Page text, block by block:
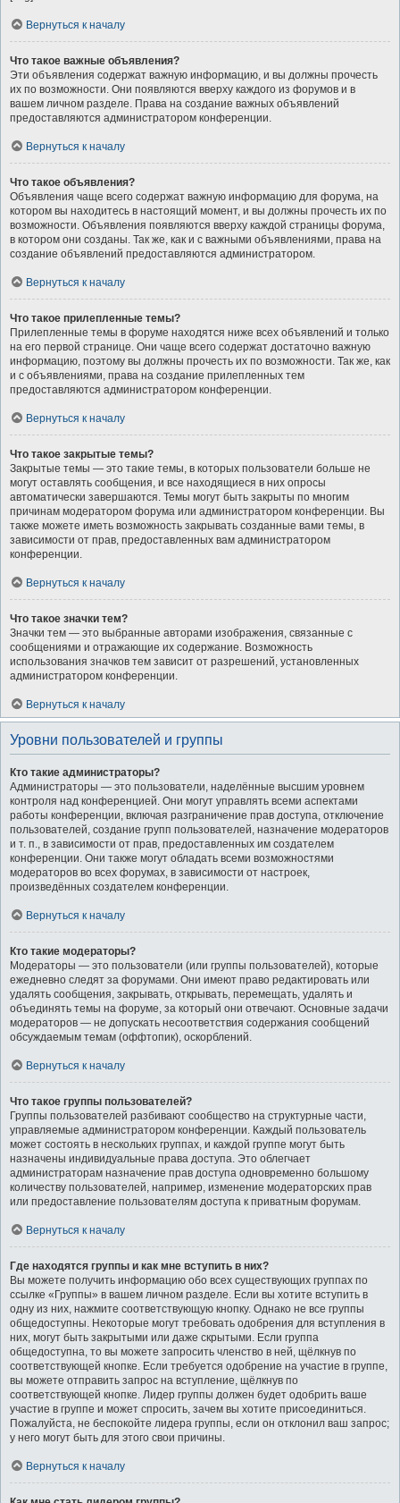
Вернуться к началу
Что такое важные объявления?
Эти объявления содержат важную информацию, и вы должны прочесть
их по возможности. Они появляются вверху каждого из форумов и в
вашем личном разделе. Права на создание важных объявлений
предоставляются администратором конференции.
Вернуться к началу
Что такое объявления?
Объявления чаще всего содержат важную информацию для форума, на
котором вы находитесь в настоящий момент, и вы должны прочесть их по
возможности. Объявления появляются вверху каждой страницы форума,
в котором они созданы. Так же, как и с важными объявлениями, права на
создание объявлений предоставляются администратором.
Вернуться к началу
Что такое прилепленные темы?
Прилепленные темы в форуме находятся ниже всех объявлений и только
на его первой странице. Они чаще всего содержат достаточно важную
информацию, поэтому вы должны прочесть их по возможности. Так же, как
и с объявлениями, права на создание прилепленных тем
предоставляются администратором конференции.
Вернуться к началу
Что такое закрытые темы?
Закрытые темы — это такие темы, в которых пользователи больше не
могут оставлять сообщения, и все находящиеся в них опросы
автоматически завершаются. Темы могут быть закрыты по многим
причинам модератором форума или администратором конференции. Вы
также можете иметь возможность закрывать созданные вами темы, в
зависимости от прав, предоставленных вам администратором
конференции.
Вернуться к началу
Что такое значки тем?
Значки тем — это выбранные авторами изображения, связанные с
сообщениями и отражающие их содержание. Возможность
использования значков тем зависит от разрешений, установленных
администратором конференции.
Вернуться к началу
Уровни пользователей и группы
Кто такие администраторы?
Администраторы — это пользователи, наделённые высшим уровнем
контроля над конференцией. Они могут управлять всеми аспектами
работы конференции, включая разграничение прав доступа, отключение
пользователей, создание групп пользователей, назначение модераторов
и т. п., в зависимости от прав, предоставленных им создателем
конференции. Они также могут обладать всеми возможностями
модераторов во всех форумах, в зависимости от настроек,
произведённых создателем конференции.
Вернуться к началу
Кто такие модераторы?
Модераторы — это пользователи (или группы пользователей), которые
ежедневно следят за форумами. Они имеют право редактировать или
удалять сообщения, закрывать, открывать, перемещать, удалять и
объединять темы на форуме, за который они отвечают. Основные задачи
модераторов — не допускать несоответствия содержания сообщений
обсуждаемым темам (оффтопик), оскорблений.
Вернуться к началу
Что такое группы пользователей?
Группы пользователей разбивают сообщество на структурные части,
управляемые администратором конференции. Каждый пользователь
может состоять в нескольких группах, и каждой группе могут быть
назначены индивидуальные права доступа. Это облегчает
администраторам назначение прав доступа одновременно большому
количеству пользователей, например, изменение модераторских прав
или предоставление пользователям доступа к приватным форумам.
Вернуться к началу
Где находятся группы и как мне вступить в них?
Вы можете получить информацию обо всех существующих группах по
ссылке «Группы» в вашем личном разделе. Если вы хотите вступить в
одну из них, нажмите соответствующую кнопку. Однако не все группы
общедоступны. Некоторые могут требовать одобрения для вступления в
них, могут быть закрытыми или даже скрытыми. Если группа
общедоступна, то вы можете запросить членство в ней, щёлкнув по
соответствующей кнопке. Если требуется одобрение на участие в группе,
вы можете отправить запрос на вступление, щёлкнув по
соответствующей кнопке. Лидер группы должен будет одобрить ваше
участие в группе и может спросить, зачем вы хотите присоединиться.
Пожалуйста, не беспокойте лидера группы, если он отклонил ваш запрос;
у него могут быть для этого свои причины.
Вернуться к началу